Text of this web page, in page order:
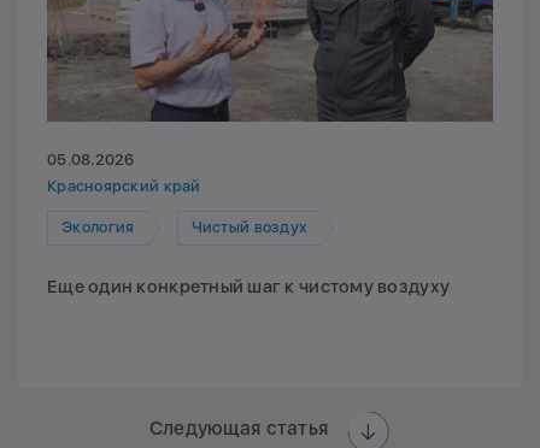
05.08.2026
Красноярский край
Экология Чистый воздух
Еще один конкретный шаг к чистому воздуху
Следующая статья